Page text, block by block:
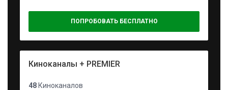
ПОПРОБОВАТЬ БЕСПЛАТНО
Киноканалы + PREMIER
48 Киноканалов